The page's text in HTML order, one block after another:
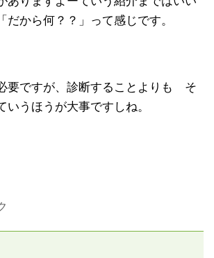
だから何？？」って感じです。
要ですが、診断することよりも そ
いうほうが大事ですしね。